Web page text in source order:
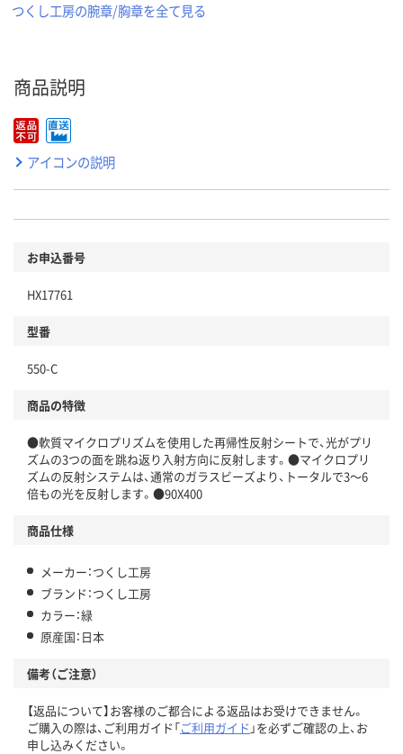
つくし工房の腕章/胸章を全て見る
商品説明
アイコンの説明
お申込番号
HX17761
型番
550-C
商品の特徴
●軟質マイクロプリズムを使用した再帰性反射シートで、光がプリ
ズムの3つの面を跳ね返り入射方向に反射します。●マイクロプリ
ズムの反射システムは、通常のガラスビーズより、トータルで3～6
倍もの光を反射します。●90X400
商品仕様
メーカー：つくし工房
ブランド：つくし工房
カラー：緑
原産国：日本
備考（ご注意）
【返品について】お客様のご都合による返品はお受けできません。
ご購入の際は、ご利用ガイド「ご利用ガイド 」を必ずご確認の上、お
申し込みください。